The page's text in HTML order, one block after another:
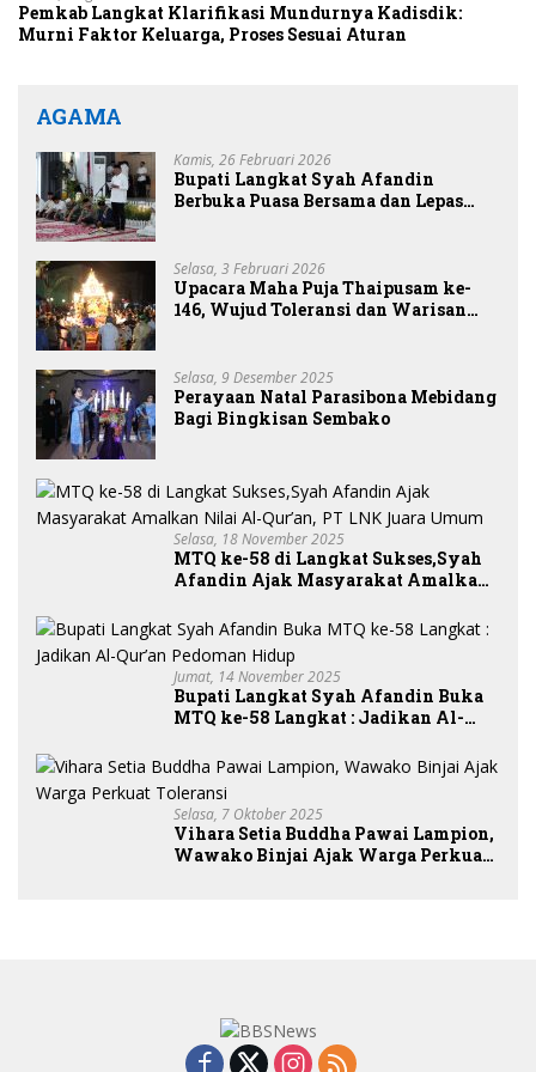
Pemkab Langkat Klarifikasi Mundurnya Kadisdik:
Murni Faktor Keluarga, Proses Sesuai Aturan
AGAMA
Kamis, 26 Februari 2026
Bupati Langkat Syah Afandin
Berbuka Puasa Bersama dan Lepas
Selasa, 3 Februari 2026
Upacara Maha Puja Thaipusam ke-
146, Wujud Toleransi dan Warisan
Selasa, 9 Desember 2025
Perayaan Natal Parasibona Mebidang
Bagi Bingkisan Sembako
Selasa, 18 November 2025
MTQ ke-58 di Langkat Sukses,Syah
Afandin Ajak Masyarakat Amalkan
Umum
Jumat, 14 November 2025
Bupati Langkat Syah Afandin Buka
MTQ ke-58 Langkat : Jadikan Al-
Selasa, 7 Oktober 2025
Vihara Setia Buddha Pawai Lampion,
Wawako Binjai Ajak Warga Perkuat